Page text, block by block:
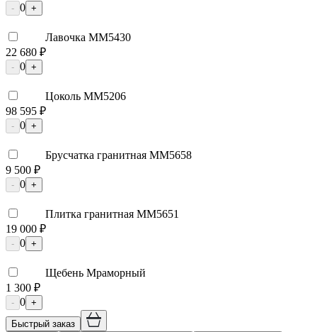
- 0 +
Лавочка ММ5430
22 680 ₽
- 0 +
Цоколь ММ5206
98 595 ₽
- 0 +
Брусчатка гранитная ММ5658
9 500 ₽
- 0 +
Плитка гранитная ММ5651
19 000 ₽
- 0 +
Щебень Мраморный
1 300 ₽
- 0 +
Быстрый заказ